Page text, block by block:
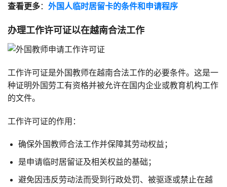
查看更多： 外国人临时居留卡的条件和申请程序
办理工作许可证以在越南合法工作
工作许可证是外国教师在越南合法工作的必要条件。这是一
种证明外国劳工有资格并被允许在国内企业或教育机构工作
的文件。
工作许可证的作用：
确保外国教师合法工作并保障其劳动权益；
是申请临时居留证及相关权益的基础；
避免因违反劳动法而受到行政处罚、被驱逐或禁止在越